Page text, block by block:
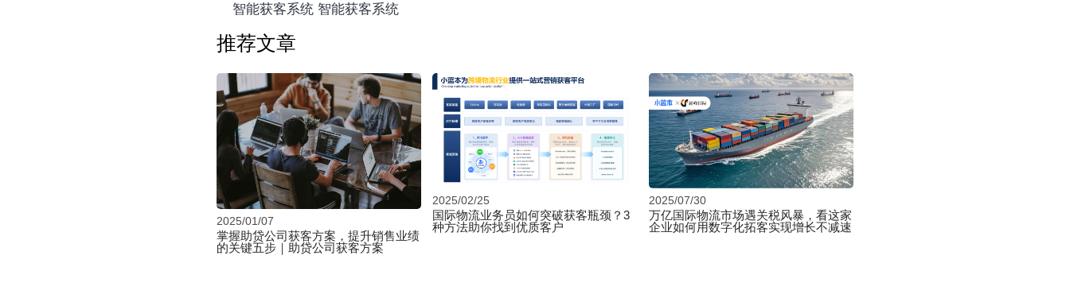
	智能获客系统‍ 智能获客系统‍ ‍
推荐文章
2025/01/07
掌握助贷公司获客方案，提升销售业绩
的关键五步｜助贷公司获客方案
2025/02/25
国际物流业务员如何突破获客瓶颈？3
种方法助你找到优质客户
2025/07/30
万亿国际物流市场遇关税风暴，看这家
企业如何用数字化拓客实现增长不减速